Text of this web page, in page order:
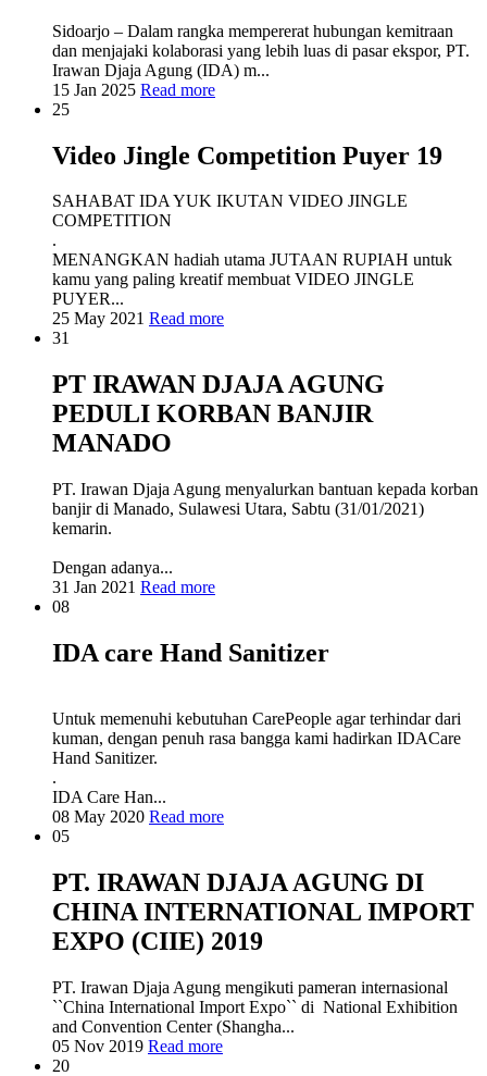
Sidoarjo – Dalam rangka mempererat hubungan kemitraan
dan menjajaki kolaborasi yang lebih luas di pasar ekspor, PT.
Irawan Djaja Agung (IDA) m...
15 Jan 2025 Read more
25
Video Jingle Competition Puyer 19
SAHABAT IDA YUK IKUTAN VIDEO JINGLE
COMPETITION
.
MENANGKAN hadiah utama JUTAAN RUPIAH untuk
kamu yang paling kreatif membuat VIDEO JINGLE
PUYER...
25 May 2021 Read more
31
PT IRAWAN DJAJA AGUNG
PEDULI KORBAN BANJIR
MANADO
PT. Irawan Djaja Agung menyalurkan bantuan kepada korban
banjir di Manado, Sulawesi Utara, Sabtu (31/01/2021)
kemarin.
Dengan adanya...
31 Jan 2021 Read more
08
IDA care Hand Sanitizer
Untuk memenuhi kebutuhan CarePeople agar terhindar dari
kuman, dengan penuh rasa bangga kami hadirkan IDACare
Hand Sanitizer.
.
IDA Care Han...
08 May 2020 Read more
05
PT. IRAWAN DJAJA AGUNG DI
CHINA INTERNATIONAL IMPORT
EXPO (CIIE) 2019
PT. Irawan Djaja Agung mengikuti pameran internasional
``China International Import Expo`` di National Exhibition
and Convention Center (Shangha...
05 Nov 2019 Read more
20